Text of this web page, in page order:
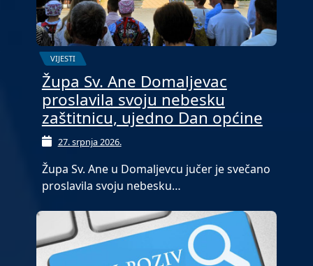
VIJESTI
Župa Sv. Ane Domaljevac
proslavila svoju nebesku
zaštitnicu, ujedno Dan općine
27. srpnja 2026.
Župa Sv. Ane u Domaljevcu jučer je svečano
proslavila svoju nebesku…